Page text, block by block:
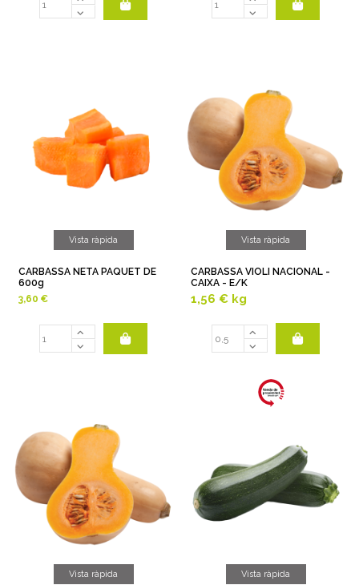
Vista ràpida
CARBASSA NETA PAQUET DE
600g
3,60 €
Vista ràpida
CARBASSA VIOLI NACIONAL -
CAIXA - E/K
1,56 € kg
Vista ràpida Vista ràpida